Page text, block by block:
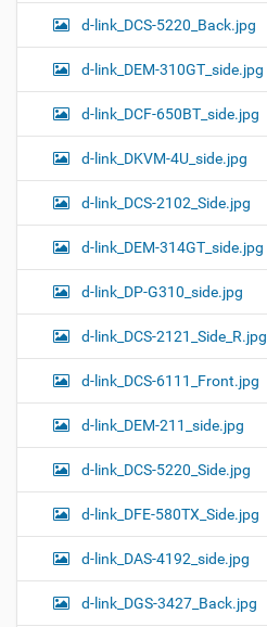
d-link_DCS-5220_Back.jpg
d-link_DEM-310GT_side.jpg
d-link_DCF-650BT_side.jpg
d-link_DKVM-4U_side.jpg
d-link_DCS-2102_Side.jpg
d-link_DEM-314GT_side.jpg
d-link_DP-G310_side.jpg
d-link_DCS-2121_Side_R.jpg
d-link_DCS-6111_Front.jpg
d-link_DEM-211_side.jpg
d-link_DCS-5220_Side.jpg
d-link_DFE-580TX_Side.jpg
d-link_DAS-4192_side.jpg
d-link_DGS-3427_Back.jpg